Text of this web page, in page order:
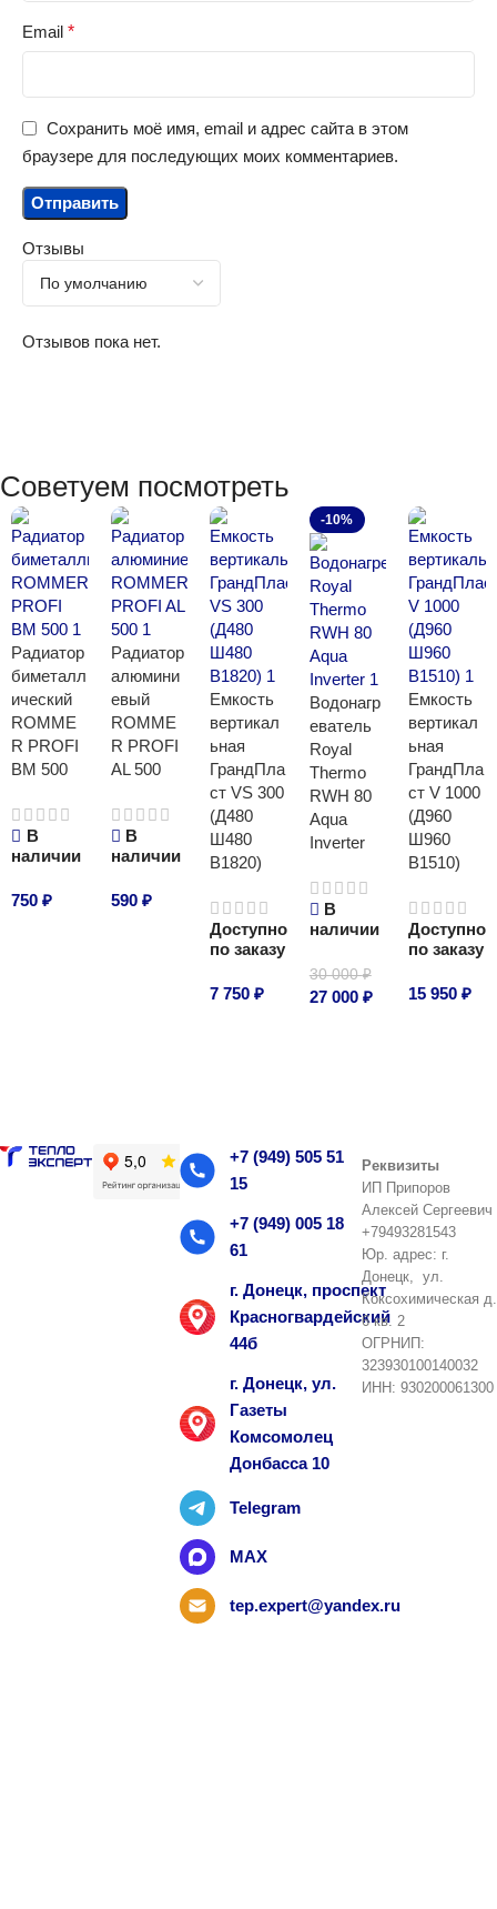
Отзывы
Отзывов пока нет.
Email *
Сохранить моё имя, email и адрес сайта в этом
браузере для последующих моих комментариев.
Советуем посмотреть
Радиатор
биметалл
ический
ROMME
R PROFI
BM 500
В
наличии
750 ₽
Радиатор
алюмини
евый
ROMME
R PROFI
AL 500
В
наличии
590 ₽
Емкость
вертикал
ьная
ГрандПла
ст VS 300
(Д480
Ш480
В1820)
Доступно
по заказу
7 750₽
-10%
Водонагр
еватель
Royal
Thermo
RWH 80
Aqua
Inverter
В
наличии
30 000₽
27 000 ₽
Емкость
вертикал
ьная
ГрандПла
ст V 1000
(Д960
Ш960
В1510)
Доступно
по заказу
15 950₽
+7 (949) 505 51
15
+7 (949) 005 18
61
г. Донецк, проспект
Красногвардейский
44б
г. Донецк, ул.
Газеты
Комсомолец
Донбасса 10
Telegram
MAX
tep.expert@yandex.ru
Реквизиты
ИП Припоров
Алексей Сергеевич
+79493281543
Юр. адрес: г.
Донецк, ул.
Коксохимическая д.
6 кв. 2
ОГРНИП:
323930100140032
ИНН: 930200061300